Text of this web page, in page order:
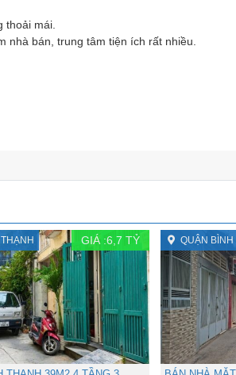
thoải mái.
nhà bán, trung tâm tiện ích rất nhiều.
GIÁ :6,7 TỶ QUẬN BÌNH